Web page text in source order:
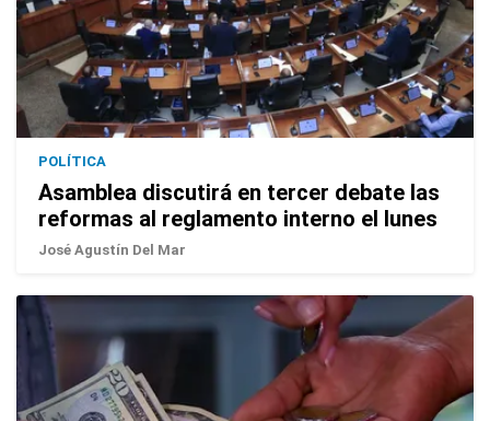
POLÍTICA
Asamblea discutirá en tercer debate las
reformas al reglamento interno el lunes
José Agustín Del Mar